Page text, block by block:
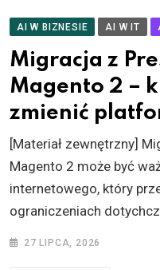
AI W BIZNESIE AI W IT
Migracja z
Magento 2 –
zmienić
[Materiał zewnętrzny]
Magento 2 może być
internetowego, który
ograniczeniach
27 LIPCA, 2026